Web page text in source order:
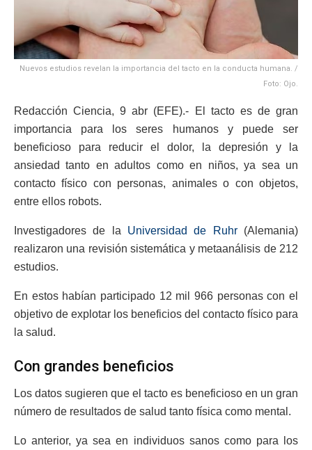
Nuevos estudios revelan la importancia del tacto en la conducta humana. /
Foto: Ojo.
Redacción Ciencia, 9 abr (EFE).- El tacto es de gran
importancia para los seres humanos y puede ser
beneficioso para reducir el dolor, la depresión y la
ansiedad tanto en adultos como en niños, ya sea un
contacto físico con personas, animales o con objetos,
entre ellos robots.
Investigadores de la Universidad de Ruhr(Alemania)
realizaron una revisión sistemática y metaanálisis de 212
estudios.
En estos habían participado 12 mil 966 personas con el
objetivo de explotar los beneficios del contacto físico para
la salud.
Con grandes beneficios
Los datos sugieren que el tacto es beneficioso en un gran
número de resultados de salud tanto física como mental.
Lo anterior, ya sea en individuos sanos como para los